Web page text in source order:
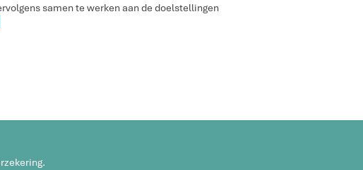
samen te werken aan de doelstellingen